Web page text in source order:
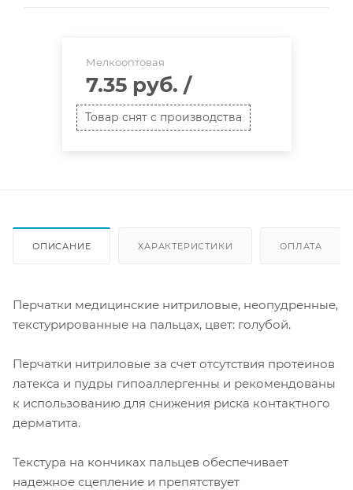
Мелкооптовая
7.35 руб. /
Товар снят с производства
ОПИСАНИЕ ХАРАКТЕРИСТИКИ ОПЛАТА
Перчатки медицинские нитриловые, неопудренные,
текстурированные на пальцах, цвет: голубой.
Перчатки нитриловые за счет отсутствия протеинов
латекса и пудры гипоаллергенны и рекомендованы
к использованию для снижения риска контактного
дерматита.
Текстура на кончиках пальцев обеспечивает
надежное сцепление и препятствует